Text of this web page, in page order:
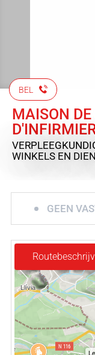
BEL
MAISON
WINKELS EN
GEEN